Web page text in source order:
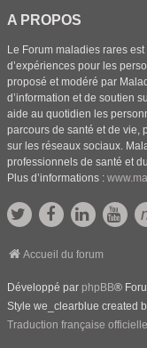
A PROPOS
Le Forum maladies rares
d’expériences pour les
proposé et modéré par
d’information et de soutien
aide au quotidien les
parcours de santé et de vie,
sur les réseaux sociaux.
professionnels de santé et
Plus d’informations :
Accueil du forum
Développé par phpBB®
Style we_clearblue created
Traduction française officielle